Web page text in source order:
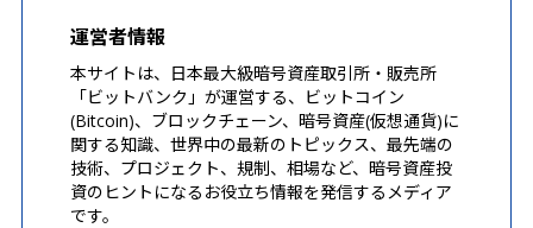
運営者情報
本サイトは、日本最大級暗号資産取引所・販売所
「ビットバンク」が運営する、ビットコイン
(Bitcoin)、ブロックチェーン、暗号資産(仮想通貨)に
関する知識、世界中の最新のトピックス、最先端の
技術、プロジェクト、規制、相場など、暗号資産投
資のヒントになるお役立ち情報を発信するメディア
です。